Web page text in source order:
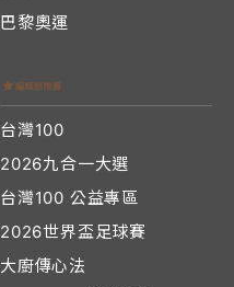
巴黎奧運
台灣100
2026九合一大選
台灣100 公益專區
2026世界盃足球賽
大廚傳心法